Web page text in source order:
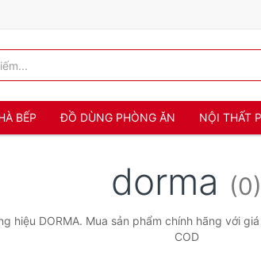
BẾP ĐỒ DÙNG PHÒNG ĂN NỘI THẤT
dorma (0)
hiệu DORMA. Mua sản phẩm chính hãng với
COD